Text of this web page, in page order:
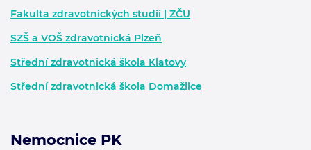
Fakulta zdravotnických studií | ZČU
SZŠ a VOŠ zdravotnická Plzeň
Střední zdravotnická škola Klatovy
Střední zdravotnická škola Domažlice
Nemocnice PK